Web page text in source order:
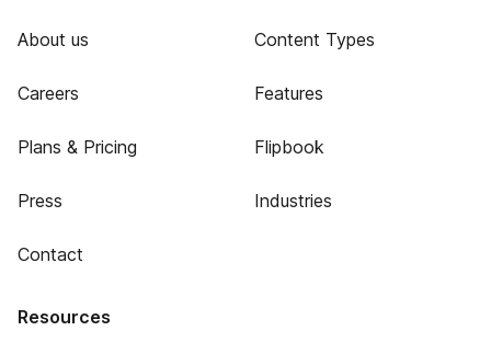
About us
Careers
Plans & Pricing
Press
Contact
Content Types
Features
Flipbook
Industries
Resources